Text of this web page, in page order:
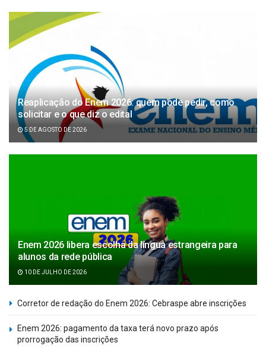
Reaplicação do Enem 2026: quem pode pedir, como
solicitar e o que diz o edital
5 DE AGOSTO DE 2026
Enem 2026 libera escolha da língua estrangeira para
alunos da rede pública
10 DE JULHO DE 2026
Corretor de redação do Enem 2026: Cebraspe abre inscrições
Enem 2026: pagamento da taxa terá novo prazo após
prorrogação das inscrições